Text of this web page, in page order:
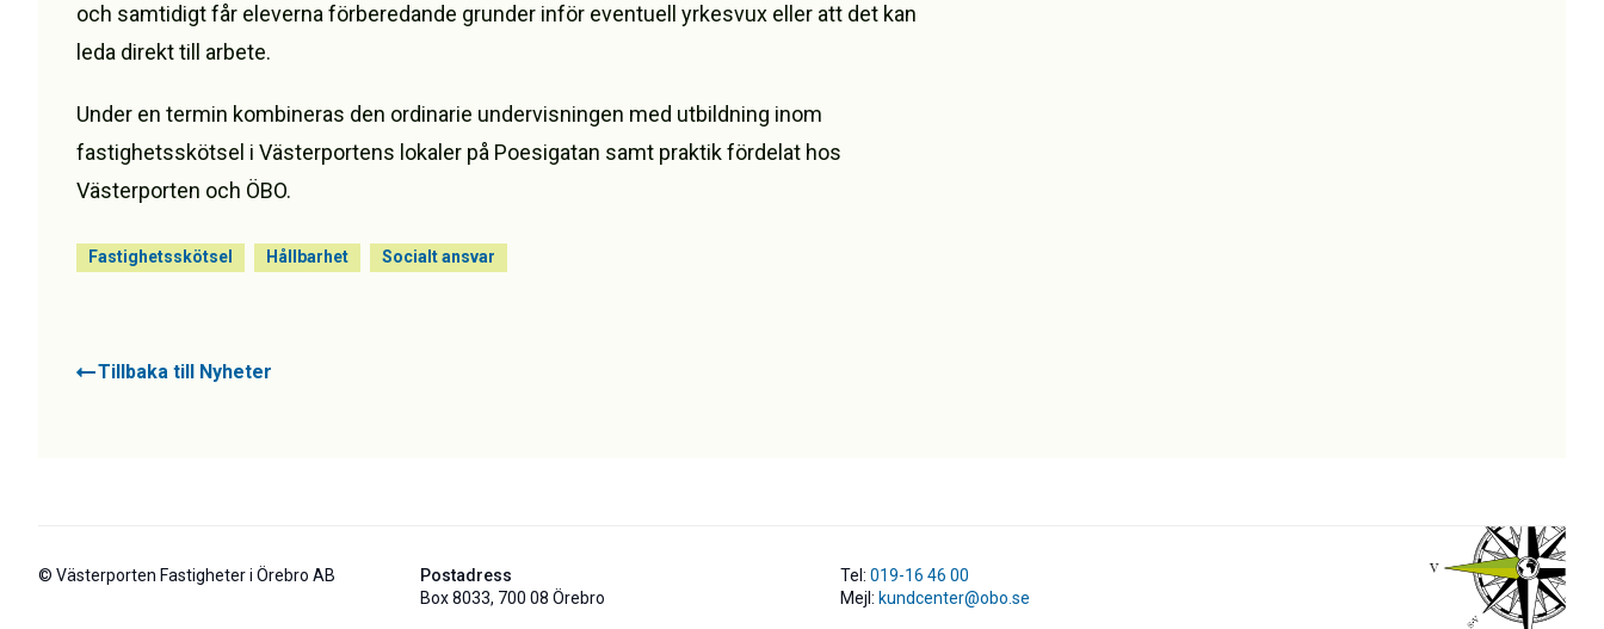
och samtidigt får eleverna förberedande grunder inför eventuell yrkesvux eller att det kan
leda direkt till arbete.
Under en termin kombineras den ordinarie undervisningen med utbildning inom
fastighetsskötsel i Västerportens lokaler på Poesigatan samt praktik fördelat hos
Västerporten och ÖBO.
Fastighetsskötsel Hållbarhet Socialt ansvar
Tillbaka till Nyheter
© Västerporten Fastigheter i Örebro AB
Postadress
Box 8033, 700 08 Örebro
Tel: 019-16 46 00
Mejl: kundcenter@obo.se